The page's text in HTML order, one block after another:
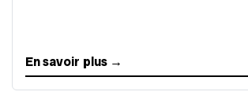
En savoir plus →